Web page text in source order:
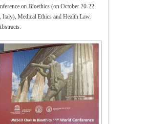
on Bioethics (on October 20-22
Italy), Medical Ethics and Health Law,